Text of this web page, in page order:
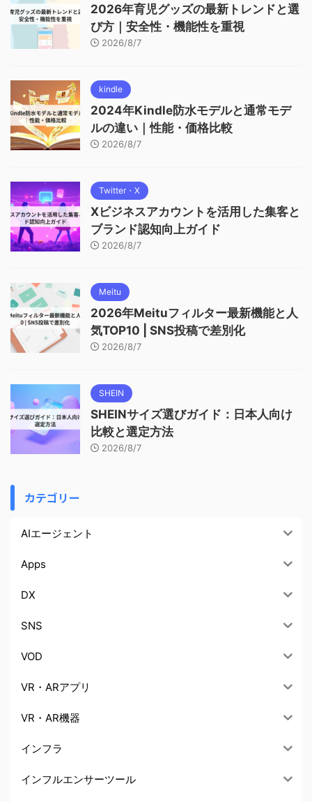
2026年育児グッズの最新トレンドと選
び方｜安全性・機能性を重視
2026/8/7
kindle
2024年Kindle防水モデルと通常モデ
ルの違い｜性能・価格比較
2026/8/7
Twitter・X
Xビジネスアカウントを活用した集客と
ブランド認知向上ガイド
2026/8/7
Meitu
2026年Meituフィルター最新機能と人
気TOP10 | SNS投稿で差別化
2026/8/7
SHEIN
SHEINサイズ選びガイド：日本人向け
比較と選定方法
2026/8/7
カテゴリー
AIエージェント
Apps
DX
SNS
VOD
VR・ARアプリ
VR・AR機器
インフラ
インフルエンサーツール